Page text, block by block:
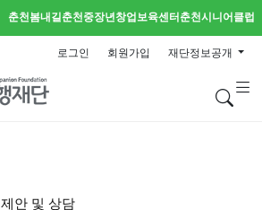
춘천봄내길춘천중장년창업보육센터 춘천시니어클럽
로그인 회원가입 재단정보공개
검
제안 및 상담